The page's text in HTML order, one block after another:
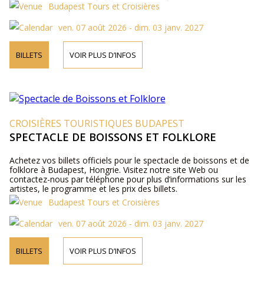
Budapest Tours et Croisières
ven. 07 août 2026 - dim. 03 janv. 2027
BILLETS VOIR PLUS D’INFOS
CROISIÈRES TOURISTIQUES BUDAPEST
SPECTACLE DE BOISSONS ET FOLKLORE
Achetez vos billets officiels pour le spectacle de boissons et de
folklore à Budapest, Hongrie. Visitez notre site Web ou
contactez-nous par téléphone pour plus d’informations sur les
artistes, le programme et les prix des billets.
Budapest Tours et Croisières
ven. 07 août 2026 - dim. 03 janv. 2027
BILLETS VOIR PLUS D’INFOS